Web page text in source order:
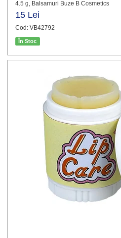
4.5 g, Balsamuri Buze B Cosmetics
15 Lei
Cod: VB42792
În Stoc